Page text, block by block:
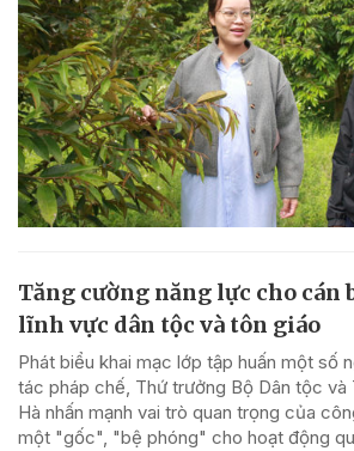
Tăng cường năng lực cho cán
lĩnh vực dân tộc và tôn giáo
Phát biểu khai mạc lớp tập huấn một số
tác pháp chế, Thứ trưởng Bộ Dân tộc và
Hà nhấn mạnh vai trò quan trọng của
một "gốc", "bệ phóng" cho hoạt động